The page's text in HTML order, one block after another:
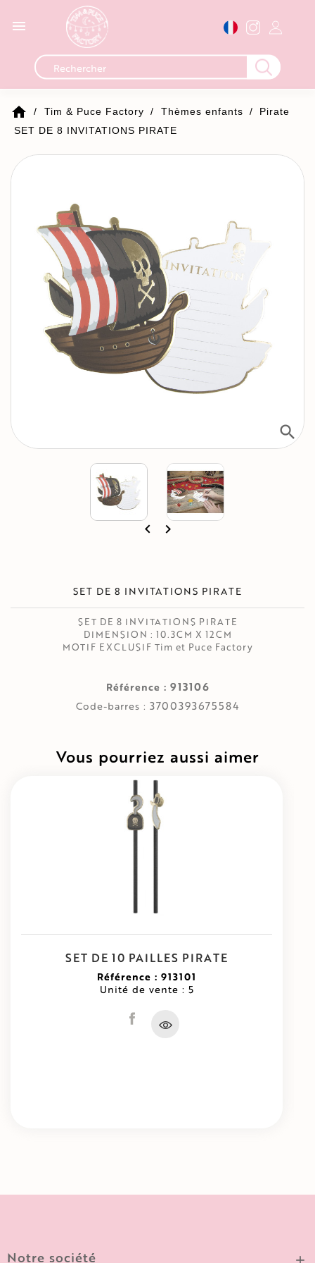

home Tim & Puce Factory Thèmes enfants
Pirate
SET DE 8 INVITATIONS PIRATE
search
 
SET DE 8 INVITATIONS PIRATE
SET DE 8 INVITATIONS PIRATE
DIMENSION : 10.3CM X 12CM
MOTIF EXCLUSIF Tim et Puce Factory
Référence : 913106
Code-barres : 3700393675584
Vous pourriez aussi aimer
SET DE 10 PAILLES PIRATE
Référence : 913101
Unité de vente : 5
Notre société 